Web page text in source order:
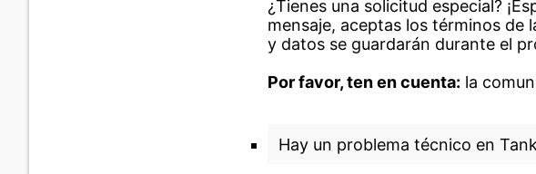
¿Tienes una solicitud especial?
mensaje, aceptas los términos de
y datos se guardarán durante el
Por favor, ten en cuenta: la
Hay un problema técnico en